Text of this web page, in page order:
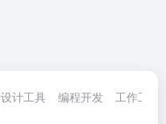
设计工具 编程开发 工作工具